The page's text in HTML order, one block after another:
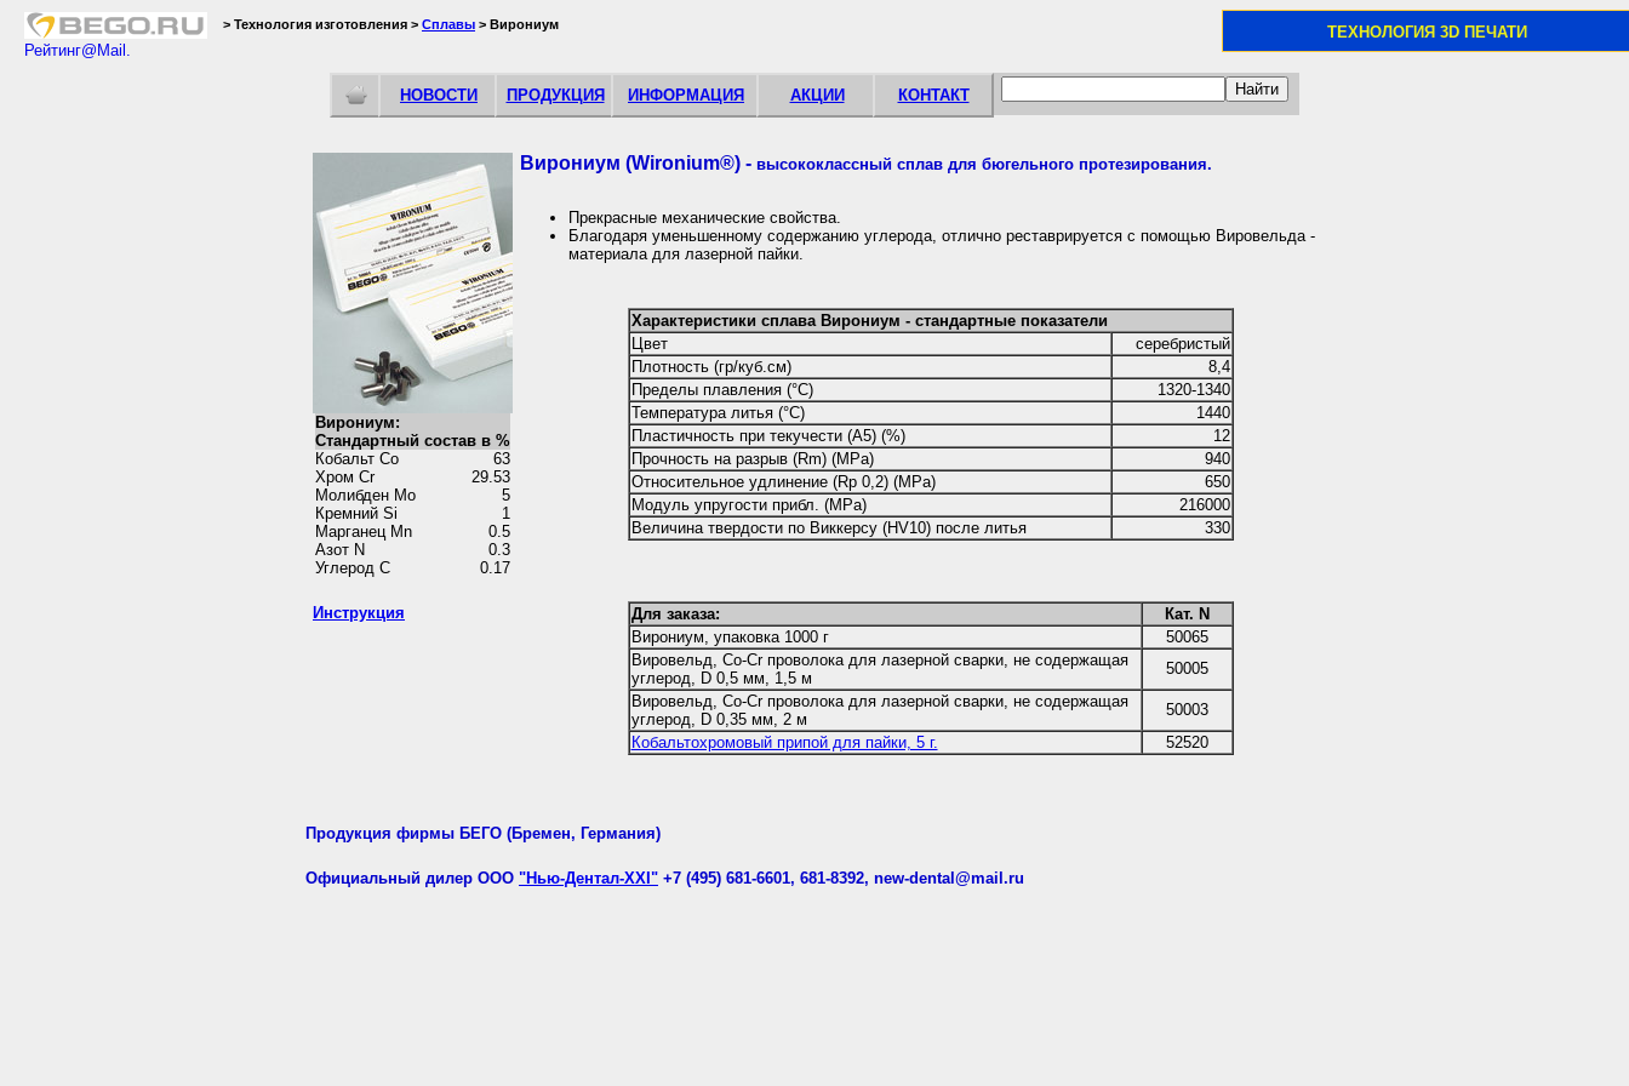
ТЕХНОЛОГИЯ 3D ПЕЧАТИ
НОВОСТИ ПРОДУКЦИЯ ИНФОРМАЦИЯ АКЦИИ КОНТАКТ
> Технология изготовления > Сплавы > Вирониум
Вирониум:
Стандартный состав в %
Кобальт Cо
63
Хром Cr
29.53
Молибден Мо
5
Кремний Si
1
Марганец Mn
0.5
Азот N
0.3
Углерод C
0.17
Инструкция
Вирониум (Wironium®) - высококлассный сплав для бюгельного протезирования.
Прекрасные механические свойства.
Благодаря уменьшенному содержанию углерода, отлично реставрируется с помощью Вировельда -
материала для лазерной пайки.
Характеристики сплава Вирониум - стандартные показатели
Цвет
серебристый
Плотность (гр/куб.см)
8,4
Пределы плавления (°С)
1320-1340
Температура литья (°С)
1440
Пластичность при текучести (А5) (%)
12
Прочность на разрыв (Rm) (MPa)
940
Относительное удлинение (Rp 0,2) (MPa)
650
Модуль упругости прибл. (MPa)
216000
Величина твердости по Виккерсу (HV10) после литья
330
Для заказа:
Кат. N
Вирониум, упаковка 1000 г
50065
Вировельд, Co-Cr проволока для лазерной сварки, не содержащая
углерод, D 0,5 мм, 1,5 м
50005
Вировельд, Co-Cr проволока для лазерной сварки, не содержащая
углерод, D 0,35 мм, 2 м
50003
Кобальтохромовый припой для пайки, 5 г.
52520
Продукция фирмы БЕГО (Бремен, Германия)
Официальный дилер ООО "Нью-Дентал-XXI" +7 (495) 681-6601, 681-8392, new-dental@mail.ru